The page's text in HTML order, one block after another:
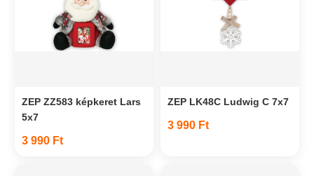
ZEP ZZ583 képkeret Lars
5x7
3 990 Ft
ZEP LK48C Ludwig C 7x7
3 990 Ft